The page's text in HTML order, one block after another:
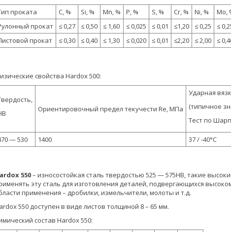
проката
C, % Si, % Mn, % P, % S, % Cr, % Ni, % Mo,
прокат
≤ 0,27 ≤ 0,50 ≤ 1,60 ≤ 0,025 ≤ 0,01 ≤1,20 ≤ 0,25 ≤
прокат
≤ 0,30 ≤ 0,40 ≤ 1,30 ≤ 0,020 ≤ 0,01 ≤2,20 ≤ 2,00 ≤
свойства Hardox 500:
Ориентировочный предел текучести Re, МПа
Ударная
(типичное
Тест по
— 530 1400 37 / -40°C
550– износостойкая сталь твердостью 525 — 575HB, такие
эту сталь для изготовления деталей, подвергающихся
применения – дробилки, измельчители, молоты и т.д.
550 доступен в виде листов толщиной 8 – 65 мм.
состав Hardox 550: